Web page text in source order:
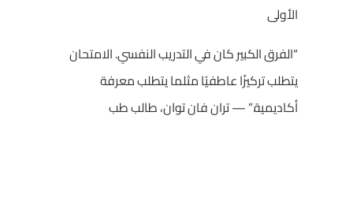
الأولى
“الفرق الكبير كان في التدريب النفسي. الامتحان
يتطلب تركيزًا عاطفيًا مثلما يتطلب معرفة
أكاديمية.” — تران فان توان، طالب طب